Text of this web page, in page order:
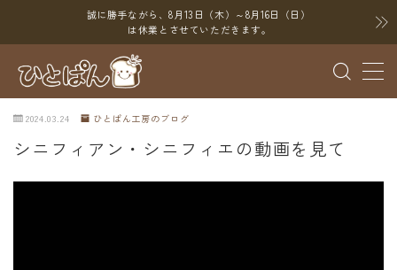
誠に勝手ながら、8月13日（木）～8月16日（日）
は休業とさせていただきます。
MENU
ブログ
2024.03.24 ひとぱん工房のブログ
シニフィアン・シニフィエの動画を見て